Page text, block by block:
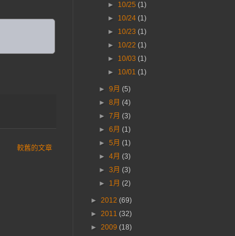
較舊的文章
► 10/25 (1)
► 10/24 (1)
► 10/23 (1)
► 10/22 (1)
► 10/03 (1)
► 10/01 (1)
►9月(5)
►8月(4)
►7月(3)
►6月(1)
►5月(1)
►4月(3)
►3月(3)
► 1月(2)
► 2012 (69)
► 2011 (32)
► 2009 (18)